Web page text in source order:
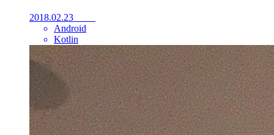
2018.02.23
Android
Kotlin